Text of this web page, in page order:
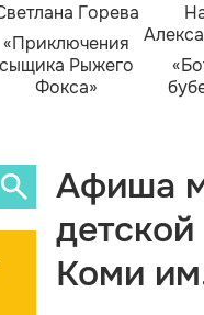
Горева
«Приключения
сыщика Рыжего
Фокса»
Афиша
Коми